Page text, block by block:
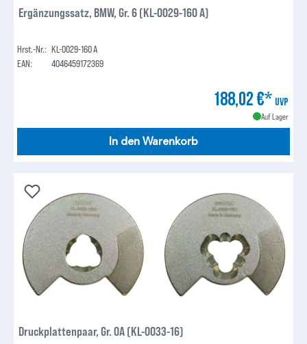
Ergänzungssatz, BMW, Gr. 6 (KL-0029-160 A)
Hrst.-Nr.: KL-0029-160 A
EAN:
4046459172369
188,02 €* UVP
Auf Lager
In den Warenkorb
Druckplattenpaar, Gr. 0A (KL-0033-16)